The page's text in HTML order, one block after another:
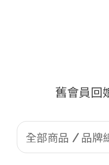
舊會員回
全部商品 品牌